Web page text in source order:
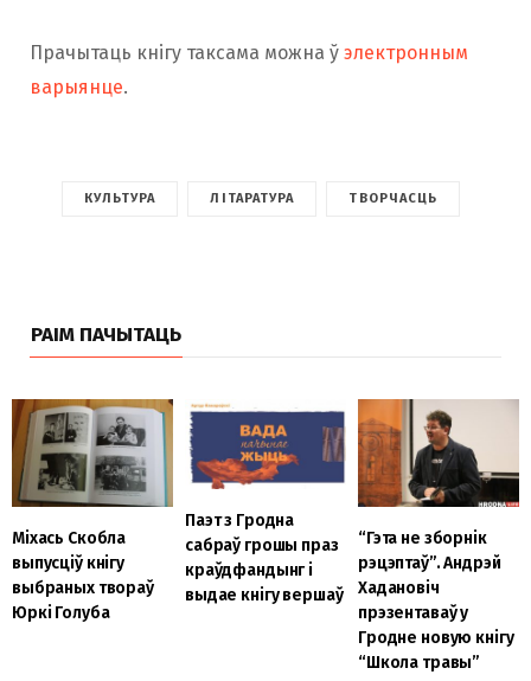
Прачытаць кнігу таксама можна ў электронным
варыянце.
КУЛЬТУРА ЛІТАРАТУРА ТВОРЧАСЦЬ
РАІМ ПАЧЫТАЦЬ
Міхась Скобла
выпусціў кнігу
выбраных твораў
Юркі Голуба
Паэт з Гродна
сабраў грошы праз
краўдфандынг і
выдае кнігу вершаў
“Гэта не зборнік
рэцэптаў”. Андрэй
Хадановіч
прэзентаваў у
Гродне новую кнігу
“Школа травы”